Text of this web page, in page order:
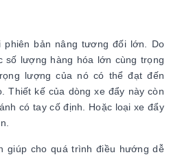
bản nâng tương đối lớn. Do
số lượng hàng hóa lớn cùng trọng
lượng của nó có thể đạt đến
Thiết kế của dòng xe đẩy này còn
có tay cố định. Hoặc loại xe đẩy
giúp cho quá trình điều hướng dễ